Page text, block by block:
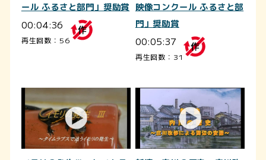
ール ふるさと部門」奨励賞
00:04:36
再生回数：56
映像コンクール ふるさと部
門」奨励賞
00:05:37
再生回数：31